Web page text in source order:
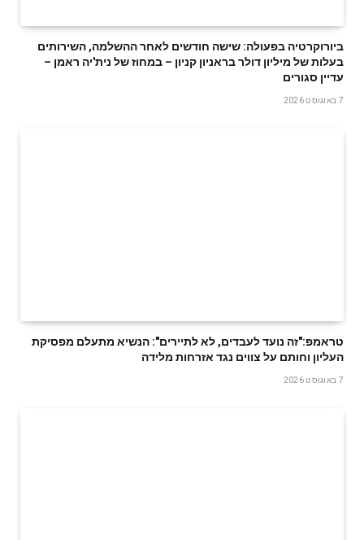
ביורוקרטיה בפעולה: שישה חודשים לאחר ההשלמה, השירותים
בעלות של מיליון דולר בראניון קניון – במחוז של נית'יה ראמן –
עדיין סגורים
7 באוגוסט 2026
טראמפ:"זה נועד לעבדים, לא לתיירים": הנשיא מתעלם מפסיקת
העליון וחותם על צווים נגד אזרחות מלידה
7 באוגוסט 2026